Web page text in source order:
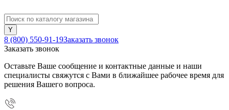
8 (800) 550-91-19Заказать звонок
Заказать звонок
Оставьте Ваше сообщение и контактные данные и наши
специалисты свяжутся с Вами в ближайшее рабочее время для
решения Вашего вопроса.